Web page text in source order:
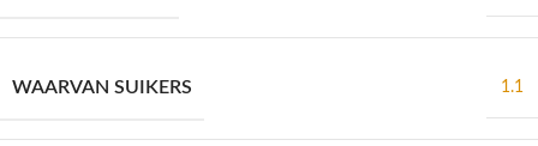
WAARVAN SUIKERS 1.1